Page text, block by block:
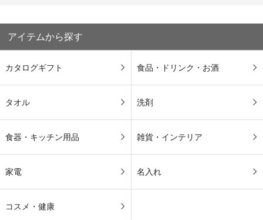
アイテムから探す
カタログギフト 食品・ドリンク・お酒
タオル 洗剤
食器・キッチン用品 雑貨・インテリア
家電 名入れ
コスメ・健康